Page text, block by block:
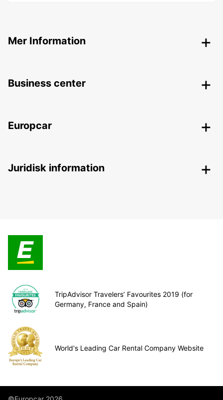
Mer Information
Business center
Europcar
Juridisk information
TripAdvisor Travelers’ Favourites 2019 (for
Germany, France and Spain)
World's Leading Car Rental Company Website